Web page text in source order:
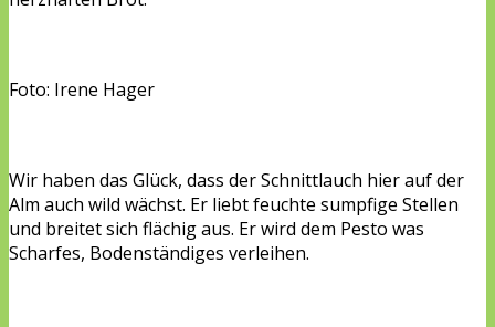
Foto: Irene Hager
Wir haben das Glück, dass der Schnittlauch hier auf der
Alm auch wild wächst. Er liebt feuchte sumpfige Stellen
und breitet sich flächig aus. Er wird dem Pesto was
Scharfes, Bodenständiges verleihen.